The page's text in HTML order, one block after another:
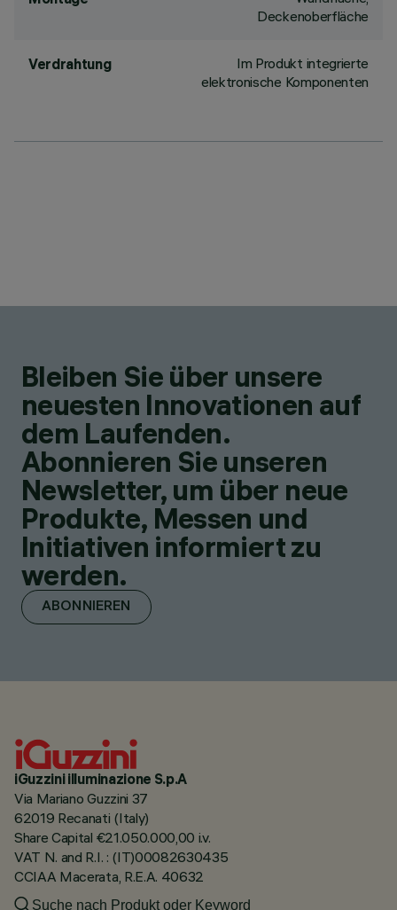
Deckenoberfläche
Verdrahtung
Im Produkt integrierte
elektronische Komponenten
Bleiben Sie über unsere
neuesten Innovationen auf
dem Laufenden.
Abonnieren Sie unseren
Newsletter, um über neue
Produkte, Messen und
Initiativen informiert zu
werden.
ABONNIEREN
iGuzzini illuminazione S.p.A
Via Mariano Guzzini 37
62019 Recanati (Italy)
Share Capital €21.050.000,00 i.v.
VAT N. and R.I. : (IT)00082630435
CCIAA Macerata, R.E.A. 40632